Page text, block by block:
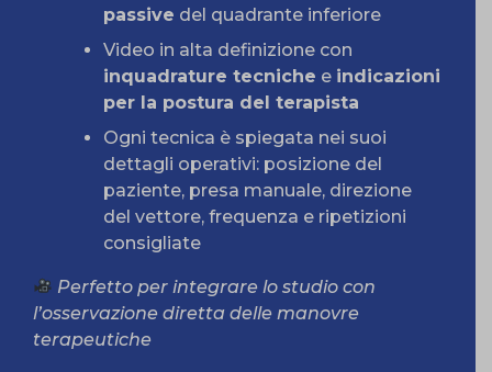
passive del quadrante inferiore
Video in alta definizione con
inquadrature tecniche e indicazioni
per la postura del terapista
Ogni tecnica è spiegata nei suoi
dettagli operativi: posizione del
paziente, presa manuale, direzione
del vettore, frequenza e ripetizioni
consigliate
Perfetto per integrare lo studio con
l’osservazione diretta delle manovre
terapeutiche